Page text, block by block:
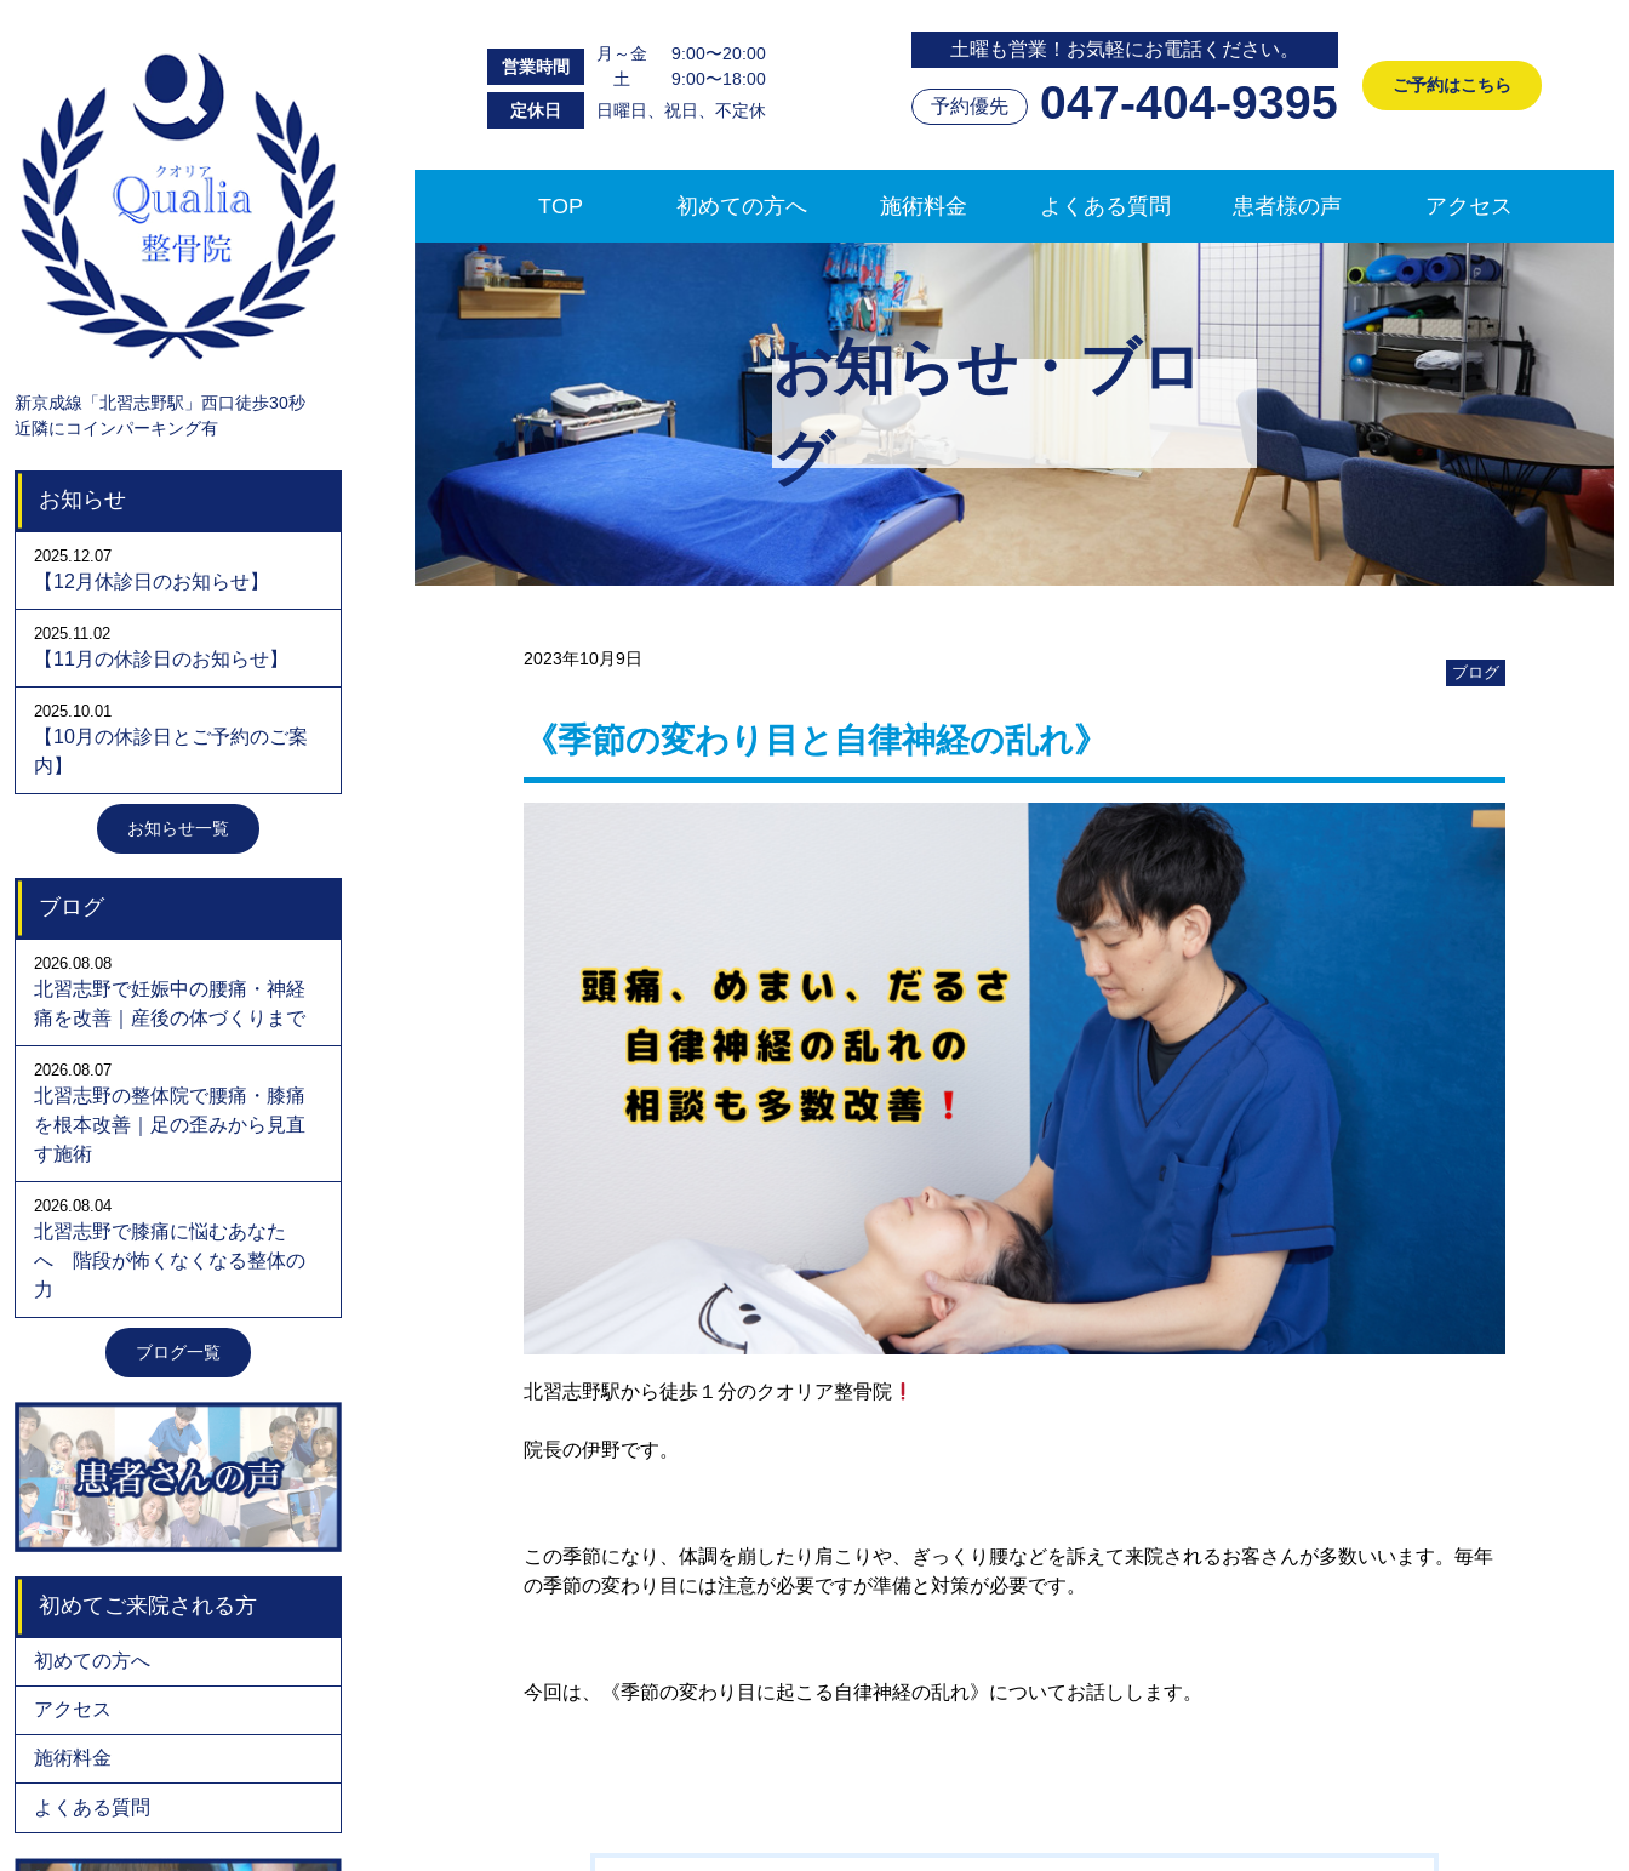
新京成線「北習志野駅」西口徒歩30秒
近隣にコインパーキング有
お知らせ
2025.12.07
【12月休診日のお知らせ】
2025.11.02
【11月の休診日のお知らせ】
2025.10.01
【10月の休診日とご予約のご案
内】
お知らせ一覧
ブログ
2026.08.08
北習志野で妊娠中の腰痛・神経
痛を改善｜産後の体づくりまで
2026.08.07
北習志野の整体院で腰痛・膝痛
を根本改善｜足の歪みから見直
す施術
2026.08.04
北習志野で膝痛に悩むあなた
へ 階段が怖くなくなる整体の
力
ブログ一覧
初めてご来院される方
初めての方へ
アクセス
施術料金
よくある質問
営業時間
月～金
土
9:00〜20:00
9:00〜18:00
定休日
日曜日、祝日、不定休
土曜も営業！お気軽にお電話ください。
予約優先 047-404-9395 ご予約はこちら
TOP 初めての方へ 施術料金 よくある質問 患者様の声 アクセス
お知らせ・ブロ
グ
2023年10月9日
ブログ
《季節の変わり目と自律神経の乱れ》
北習志野駅から徒歩１分のクオリア整骨院
院長の伊野です。
この季節になり、体調を崩したり肩こりや、ぎっくり腰などを訴えて来院されるお客さんが多数いいます。毎年
の季節の変わり目には注意が必要ですが準備と対策が必要です。
今回は、《季節の変わり目に起こる自律神経の乱れ》についてお話しします。